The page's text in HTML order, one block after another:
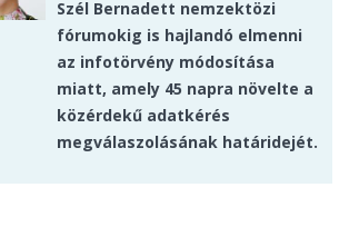
Szél Bernadett nemzektözi
fórumokig is hajlandó elmenni
az infotörvény módosítása
miatt, amely 45 napra növelte a
közérdekű adatkérés
megválaszolásának határidejét.